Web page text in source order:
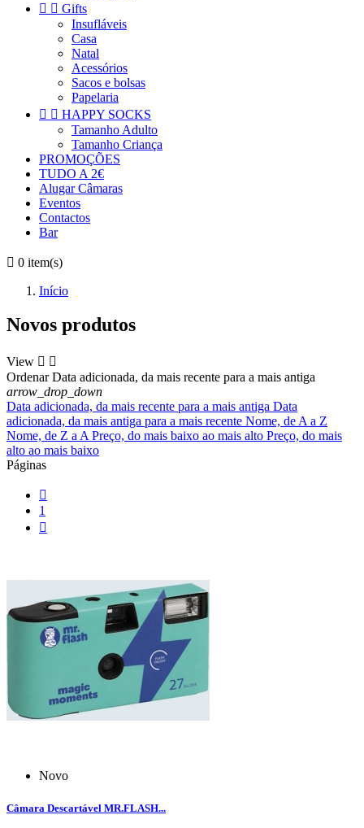
  Gifts
Insufláveis
Casa
Natal
Acessórios
Sacos e bolsas
Papelaria
  HAPPY SOCKS
Tamanho Adulto
Tamanho Criança
PROMOÇÕES
TUDO A 2€
Alugar Câmaras
Eventos
Contactos
Bar
 0 item(s)
Início
Novos produtos
View  
Ordenar Data adicionada, da mais recente para a mais antiga
arrow_drop_down
Data adicionada, da mais recente para a mais antiga Data
adicionada, da mais antiga para a mais recente Nome, de A a Z
Nome, de Z a A Preço, do mais baixo ao mais alto Preço, do mais
alto ao mais baixo
Páginas

1

Novo
Câmara Descartável MR.FLASH...